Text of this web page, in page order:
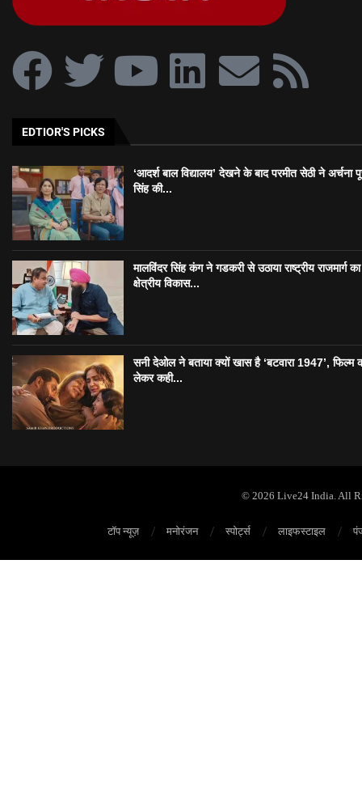
EDTIOR'S PICKS
‘आदर्श बाल विद्यालय’ देखने के बाद परमीत सेठी ने अर्चना
सिंह की...
मालविंदर सिंह कंग ने गडकरी से उठाया राष्ट्रीय राजमार्ग का
क्षेत्रीय विकास...
सनी देओल ने बताया क्यों खास है ‘बटवारा 1947’, फिल्म
लेकर कही...
© 2026 Live24 India. All
टॉप न्यूज़ मनोरंजन स्पोर्ट्स लाइफस्टाइल